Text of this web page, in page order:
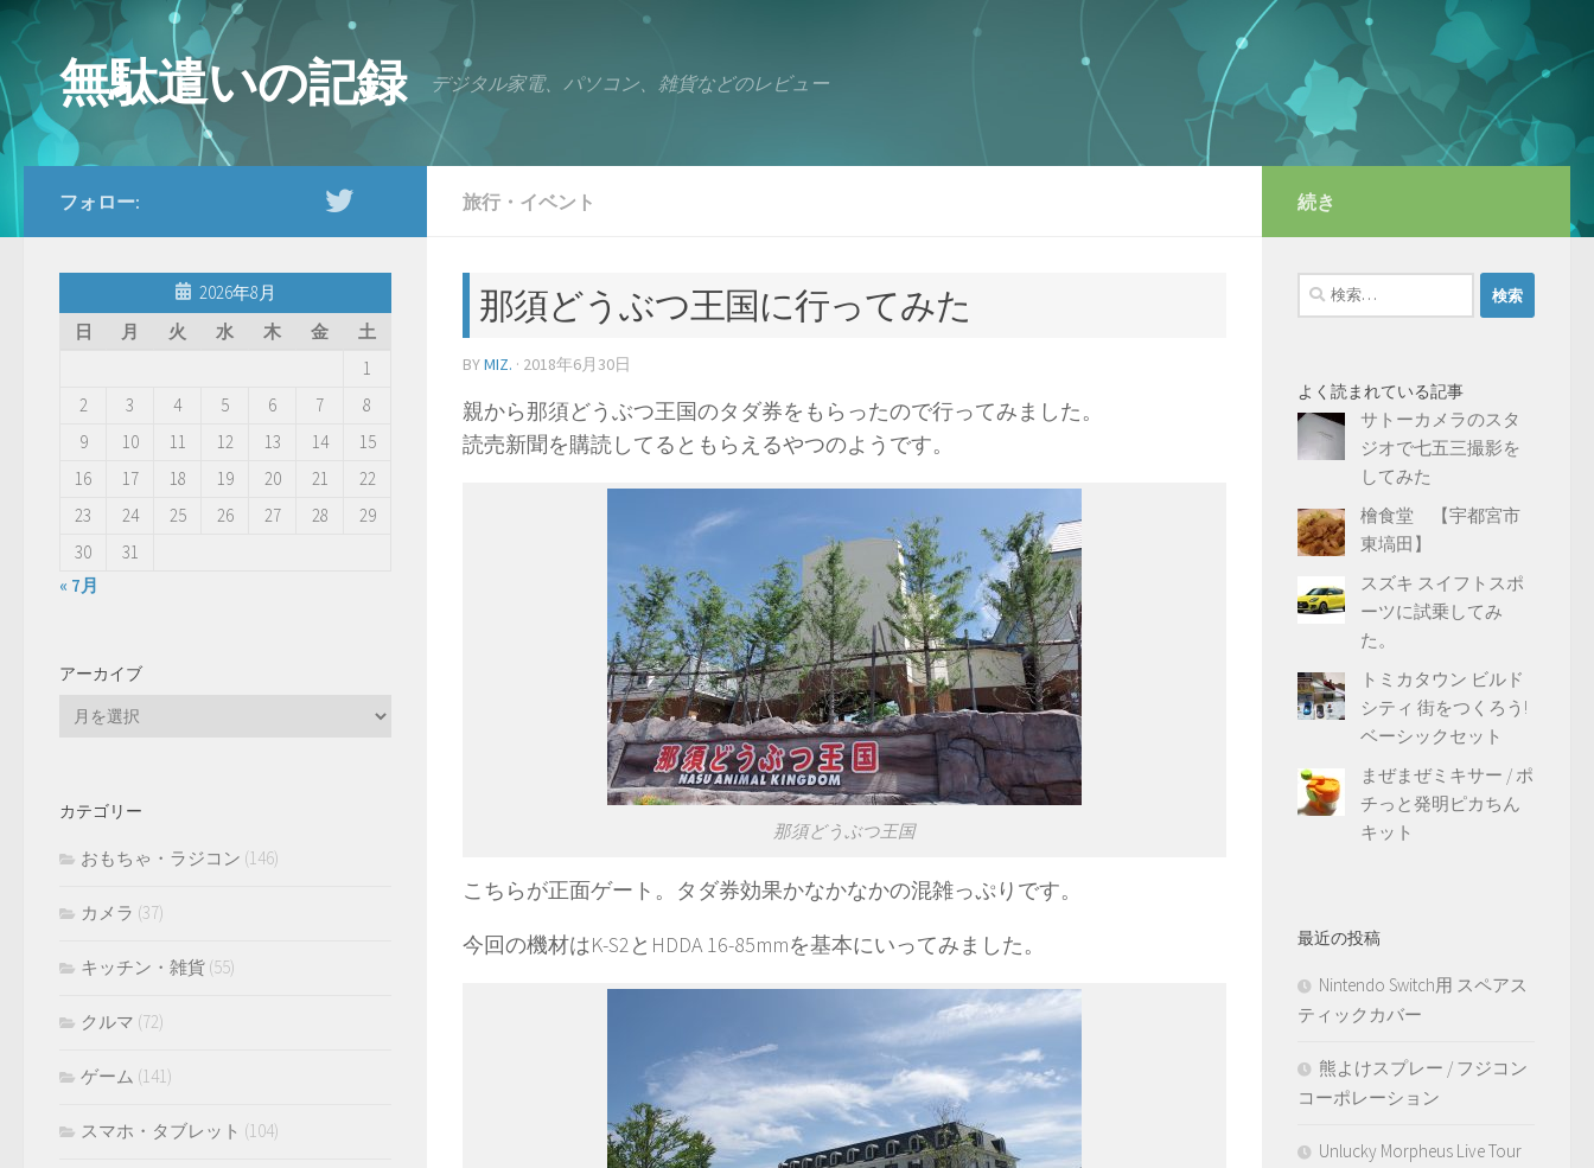
コンテンツへスキップ
無駄遣いの記録 デジタル家電、パソコン、雑貨などのレビュー
旅行・イベント
那須どうぶつ王国に行ってみた
BYMIZ. · 2018年6月30日
親から那須どうぶつ王国のタダ券をもらったので行ってみました。
読売新聞を購読してるともらえるやつのようです。
那須どうぶつ王国
こちらが正面ゲート。タダ券効果かなかなかの混雑っぷりです。
今回の機材はK-S2とHDDA 16-85mmを基本にいってみました。
フォロー:
2026年8月
日
月 火 水 木 金
土
1
2
3 4 5 6 7
8
9
10 11 12 13 14
15
16
17 18 19 20 21
22
23
24 25 26 27 28
29
30
31
« 7月
アーカイブ
ブ
カテゴリー
おもちゃ・ラジコン (146)
カメラ (37)
キッチン・雑貨 (55)
クルマ (72)
ゲーム (141)
スマホ・タブレット (104)
続き
検
索:
よく読まれている記事
サトーカメラのスタ
ジオで七五三撮影を
してみた
檜食堂 【宇都宮市
東塙田】
スズキ スイフトスポ
ーツに試乗してみ
た。
トミカタウン ビルド
シティ 街をつくろう!
ベーシックセット
まぜまぜミキサー / ポ
チっと発明ピカちん
キット
最近の投稿
Nintendo Switch用 スペアス
ティックカバー
熊よけスプレー / フジコン
コーポレーション
Unlucky Morpheus Live Tour